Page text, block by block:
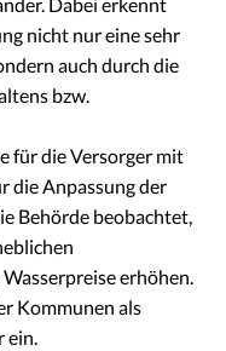
nicht nur eine sehr
auch durch die
bzw.
für die Versorger mit
die Anpassung der
Behörde beobachtet,
erhöhen.
Kommunen als
ein.